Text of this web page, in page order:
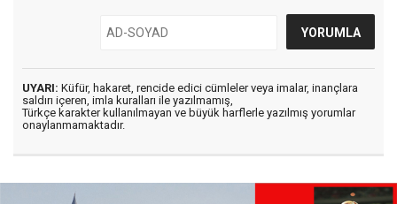
UYARI: Küfür, hakaret, rencide edici cümleler veya imalar, inançlara
saldırı içeren, imla kuralları ile yazılmamış,
Türkçe karakter kullanılmayan ve büyük harflerle yazılmış yorumlar
onaylanmamaktadır.